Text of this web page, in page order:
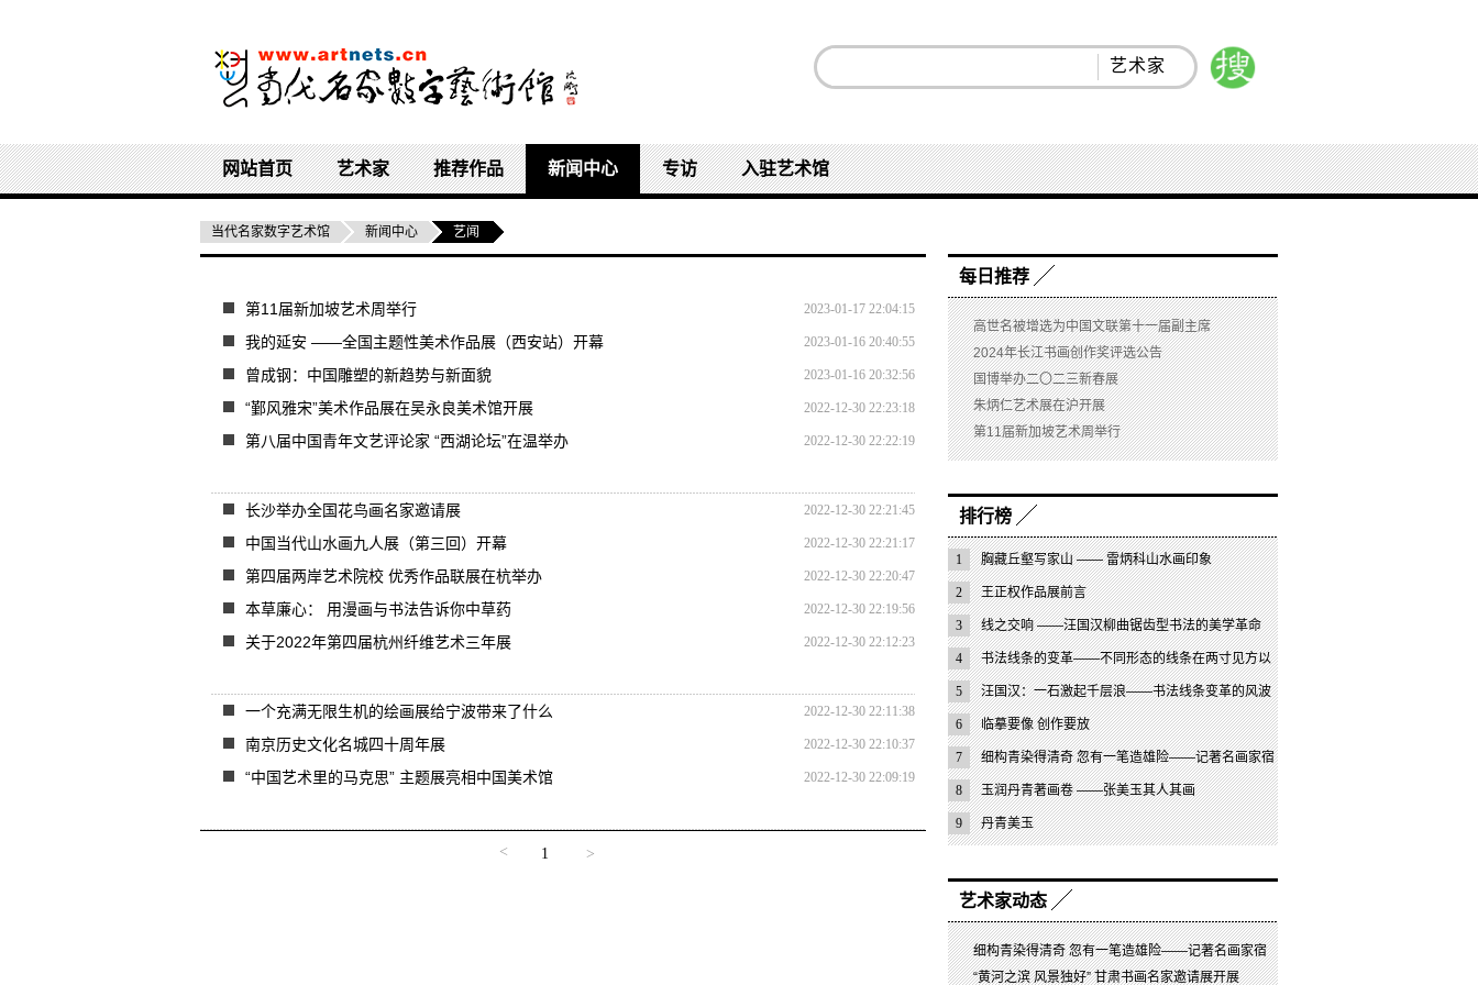
艺术家
网站首页 艺术家 推荐作品 新闻中心 专访 入驻艺术馆
当代名家数字艺术馆 新闻中心 艺闻
2023-01-17 22:04:15
第11届新加坡艺术周举行
2023-01-16 20:40:55
我的延安 ——全国主题性美术作品展（西安站）开幕
2023-01-16 20:32:56
曾成钢：中国雕塑的新趋势与新面貌
2022-12-30 22:23:18
“鄞风雅宋”美术作品展在吴永良美术馆开展
2022-12-30 22:22:19
第八届中国青年文艺评论家 “西湖论坛”在温举办
2022-12-30 22:21:45
长沙举办全国花鸟画名家邀请展
2022-12-30 22:21:17
中国当代山水画九人展（第三回）开幕
2022-12-30 22:20:47
第四届两岸艺术院校 优秀作品联展在杭举办
2022-12-30 22:19:56
本草廉心： 用漫画与书法告诉你中草药
2022-12-30 22:12:23
关于2022年第四届杭州纤维艺术三年展
2022-12-30 22:11:38
一个充满无限生机的绘画展给宁波带来了什么
2022-12-30 22:10:37
南京历史文化名城四十周年展
2022-12-30 22:09:19
“中国艺术里的马克思” 主题展亮相中国美术馆
< 1 >
每日推荐
高世名被增选为中国文联第十一届副主席
2024年长江书画创作奖评选公告
国博举办二〇二三新春展
朱炳仁艺术展在沪开展
第11届新加坡艺术周举行
排行榜
1 胸藏丘壑写家山 —— 雷炳科山水画印象
2 王正权作品展前言
3 线之交响 ——汪国汉柳曲锯齿型书法的美学革命
4 书法线条的变革——不同形态的线条在两寸见方以
上及榜书中的写法与搭配
5 汪国汉：一石激起千层浪——书法线条变革的风波
6 临摹要像 创作要放
7 细构青染得清奇 忽有一笔造雄险——记著名画家宿
守政
8 玉润丹青著画卷 ——张美玉其人其画
9 丹青美玉
艺术家动态
细构青染得清奇 忽有一笔造雄险——记著名画家宿
守政
“黄河之滨 风景独好” 甘肃书画名家邀请展开展